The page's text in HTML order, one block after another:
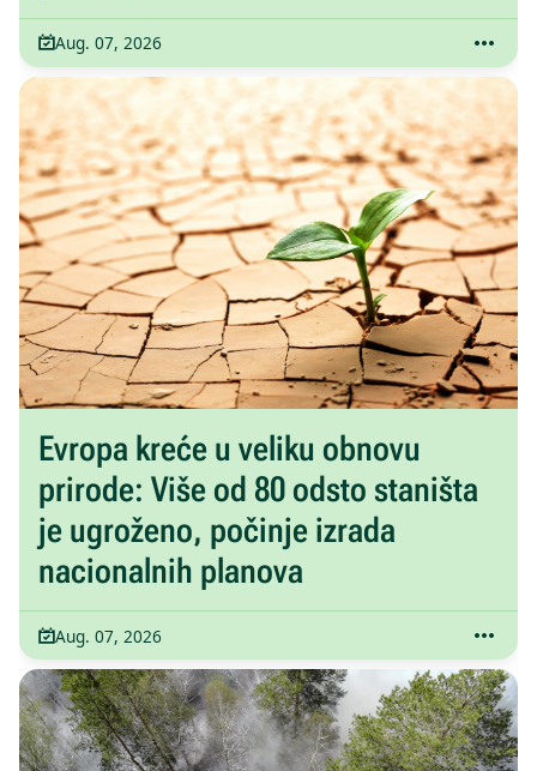
Aug. 07, 2026
Evropa kreće u veliku obnovu
prirode: Više od 80 odsto staništa
je ugroženo, počinje izrada
nacionalnih planova
Aug. 07, 2026